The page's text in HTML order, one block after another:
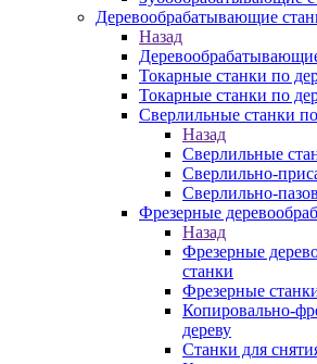
Деревообрабатывающие
Назад
Токарные станки по
Токарные станки по
Сверлильные станки
Назад
Сверлильные
Сверлильно-
Сверлильно-
Фрезерные
Назад
Фрезерные
станки
Фрезерные
Копировально-
дереву
Станки для